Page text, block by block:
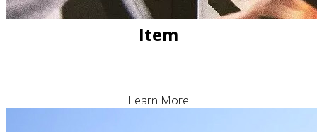
Item
Learn More